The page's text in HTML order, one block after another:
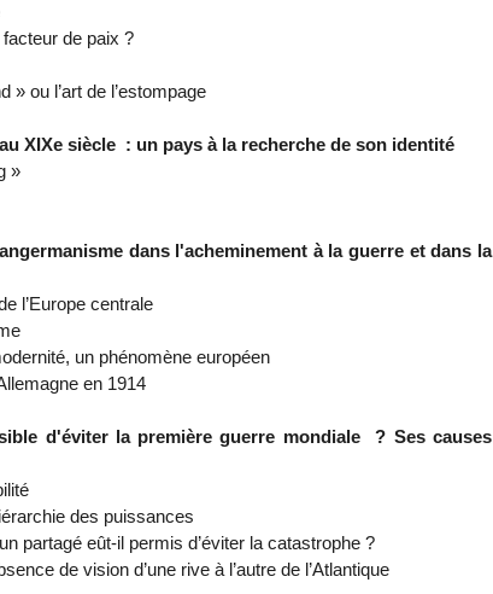
de paix ?
» ou l’art de l’estompage
XIXe siècle : un pays à la recherche de son identité
»
dans l'acheminement à la guerre et dans la
l’Europe centrale
un phénomène européen
en 1914
d'éviter la première guerre mondiale ? Ses causes
des puissances
partagé eût-il permis d’éviter la catastrophe ?
de vision d’une rive à l’autre de l’Atlantique